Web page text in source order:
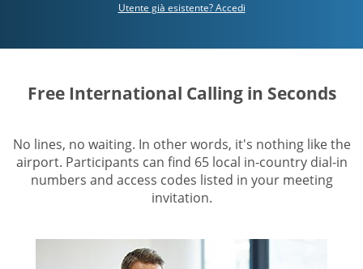
Utente già esistente? Accedi
Free International Calling in Seconds
No lines, no waiting. In other words, it's nothing like the
airport. Participants can find 65 local in-country dial-in
numbers and access codes listed in your meeting
invitation.